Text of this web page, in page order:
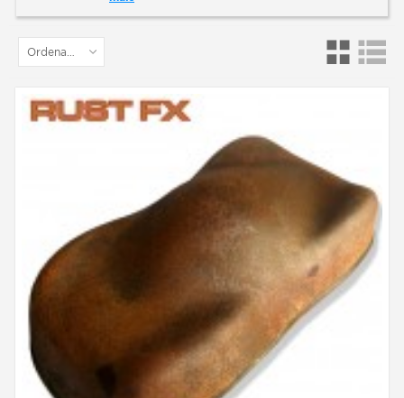
Ordenar por